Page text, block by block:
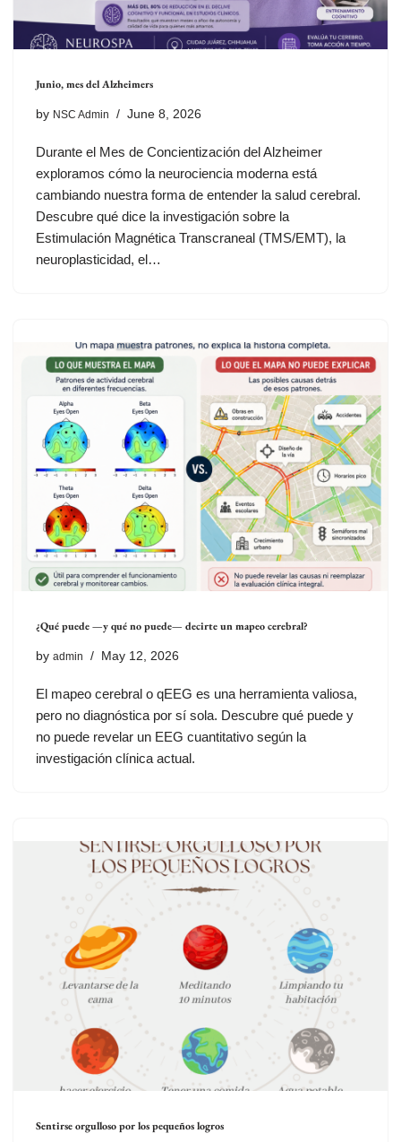
Junio, mes del Alzheimers
by NSC Admin June 8, 2026
Durante el Mes de Concientización del Alzheimer
exploramos cómo la neurociencia moderna está
cambiando nuestra forma de entender la salud cerebral.
Descubre qué dice la investigación sobre la
Estimulación Magnética Transcraneal (TMS/EMT), la
neuroplasticidad, el…
¿Qué puede —y qué no puede— decirte un mapeo cerebral?
by admin May 12, 2026
El mapeo cerebral o qEEG es una herramienta valiosa,
pero no diagnóstica por sí sola. Descubre qué puede y
no puede revelar un EEG cuantitativo según la
investigación clínica actual.
Sentirse orgulloso por los pequeños logros